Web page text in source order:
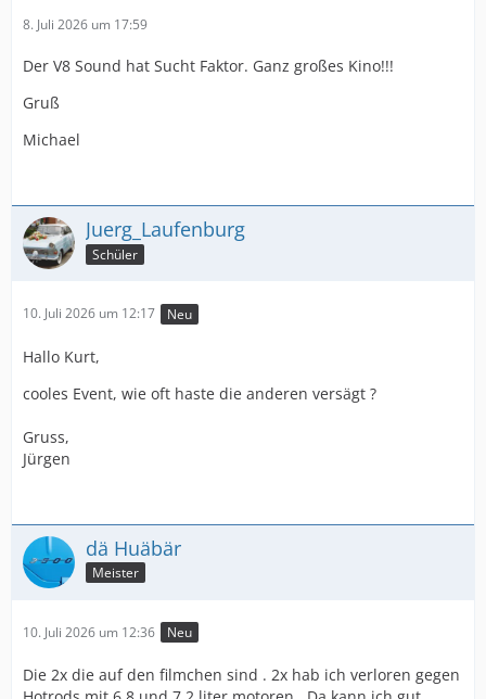
8. Juli 2026 um 17:59
Der V8 Sound hat Sucht Faktor. Ganz großes Kino!!!
Gruß
Michael
Juerg_Laufenburg
Schüler
10. Juli 2026 um 12:17 Neu
Hallo Kurt,
cooles Event, wie oft haste die anderen versägt ?
Gruss,
Jürgen
dä Huäbär
Meister
10. Juli 2026 um 12:36 Neu
Die 2x die auf den filmchen sind . 2x hab ich verloren gegen